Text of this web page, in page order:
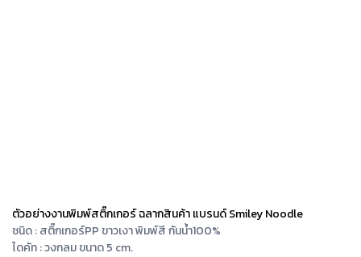
ตัวอย่างงานพิมพ์สติ๊กเกอร์ ฉลากสินค้า แบรนด์ Smiley Noodle
ชนิด : สติ๊กเกอร์PP ขาวเงา พิมพ์สีกันน้ำ100%
ไดคัท : วงกลม ขนาด 5 cm.